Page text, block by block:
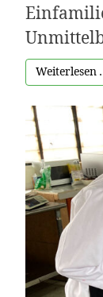
Weiterlesen